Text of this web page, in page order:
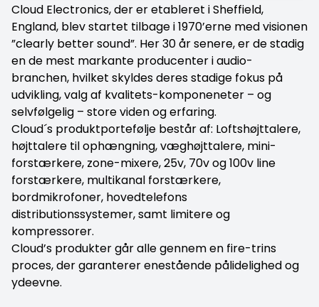
Cloud Electronics, der er etableret i Sheffield,
England, blev startet tilbage i 1970’erne med visionen
”clearly better sound”. Her 30 år senere, er de stadig
en de mest markante producenter i audio-
branchen, hvilket skyldes deres stadige fokus på
udvikling, valg af kvalitets-komponeneter – og
selvfølgelig – store viden og erfaring.
Cloud´s produktportefølje består af: Loftshøjttalere,
højttalere til ophængning, væghøjttalere, mini-
forstærkere, zone-mixere, 25v, 70v og 100v line
forstærkere, multikanal forstærkere,
bordmikrofoner, hovedtelefons
distributionssystemer, samt limitere og
kompressorer.
Cloud’s produkter går alle gennem en fire-trins
proces, der garanterer enestående pålidelighed og
ydeevne.